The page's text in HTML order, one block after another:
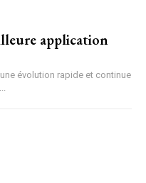
application
évolution rapide et continue